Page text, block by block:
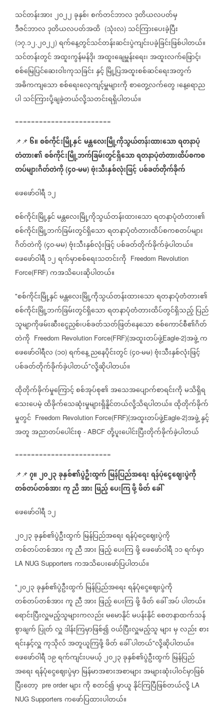
သင်တန်းအား၂၀၂၂ခုနှစ်၊စက်တင်ဘာလဒုတိယလပတ်မှ
ဒီဇင်ဘာလဒုတိယလပတ်အထိ (သုံးလ) သင်ကြားပေးခဲ့ပြီး
(၁၇.၁၂.၂၀၂၂) ရက်နေ့တွင်သင်တန်းဆင်းပွဲကျင်းပခဲ့ခြင်းဖြစ်ပါတယ်။
သင်တန်းတွင်အထူးကွန်မန်ဒို၊အထူးချေမှူန်းရေး၊အထူးလက်ဖြောင့်၊
စစ်မြေပြင်ဆေးဝါးကုသခြင်းနှင့်မြို့ပြအထူးစစ်ဆင်ရေးအတွက်
အဓိကကျသောစစ်ရေးလေ့ကျင့်မှူများကိုစာတွေ့လက်တွေ ၊နေ့ရောည
ပါသင်ကြားပို့ချခဲ့တယ်လို့သတင်းရရှိပါတယ်။
========================
📌📌 ၆။စစ်ကိုင်းမြို့နှင်မန္တလေးမြို့ကိုသွယ်တန်းထားသောရတနာပုံ
တံတား၏စစ်ကိုင်းမြို့ဘက်ခြမ်းတွင်ရှိသောရတနာပုံတံတားထိပ်စကစ
တပ်များဂိတ်တဲကို (၄၀-မမ) ဗုံးသီးနှစ်လုံးဖြင့်ပစ်ခတ်တိုက်ခိုက်
ဖေဖော်ဝါရီ ၁၂
စစ်ကိုင်းမြို့နှင်မန္တလေးမြို့ကိုသွယ်တန်းထားသောရတနာပုံတံတား၏
စစ်ကိုင်းမြို့ဘက်ခြမ်းတွင်ရှိသောရတနာပုံတံတားထိပ်စကစတပ်များ
ဂိတ်တဲကို (၄၀-မမ) ဗုံးသီးနှစ်လုံးဖြင့်ပစ်ခတ်တိုက်ခိုက်ခဲ့ပါတယ်။
ဖေဖော်ဝါရီ ၁၂ရက်မှာစစ်ရေးသတင်းကို Freedom Revolution
Force(FRF) ကအသိပေးဆိုပါတယ်။
"စစ်ကိုင်းမြို့နှင်မန္တလေးမြို့ကိုသွယ်တန်းထားသောရတနာပုံတံတား၏
စစ်ကိုင်းမြို့ဘက်ခြမ်းတွင်ရှိသောရတနာပုံတံတားထိပ်တွင်ရှိသည့်ပြည်
သူမျာကိုဖမ်းဆီးငွေညှစ်၊ပစ်ခတ်သတ်ဖြတ်နေသောစစ်ကောင်စီ၏ဂိတ်
တဲကို Freedom Revolution Force(FRF){အထူးတပ်ဖွဲ့Eagle-2}အဖွဲ့က
ဖေဖော်ဝါရီလ (၁၀) ရက်နေ့ညနေပိုင်းတွင် (၄၀-မမ) ဗုံးသီးနှစ်လုံးဖြင့်
ပစ်ခတ်တိုက်ခိုက်ခဲ့ပါတယ်"လို့ဆိုပါတယ်။
ထိုတိုက်ခိုက်မှုကြောင့်စစ်အုပ်စု၏အသေအပျောက်စာရင်းကိုမသိရှိရ
သေးပေမဲ့ထိခိုက်သေဆုံးမှုများရှိနိူင်တယ်လို့သိရပါတယ်။ထိုတိုက်ခိုက်
မှုတွင် Freedom Revolution Force(FRF){အထူးတပ်ဖွဲ့Eagle-2}အဖွဲ့နှင့်
အတူအညာတပ်ပေါင်းစု - ABCF တို့ပူးပေါင်းပြီးတိုက်ခိုက်ခဲ့ပါတယ်
========================
📌📌 ၇။၂၀၂၃ခုနှစ်၏ပွဲဦးထွက်မြန်ပြည်အရေးရန်ပုံငွေဈေးပွဲကို
တစ်တပ်တစ်အားကူညီအား ဖြည့်ပေးကြဖို့ဖိတ်ခေါ်
ဖေဖော်ဝါရီ ၁၂
၂၀၂၃ခုနှစ်၏ပွဲဦးထွက် မြန်ပြည်အရေးရန်ပုံငွေဈေးပွဲကို
တစ်တပ်တစ်အားကူ ညီအား ဖြည့်ပေးကြဖို့ဖေဖော်ဝါရီ ၁၁ရက်မှာ
LA NUG Supporters ကအသိပေးဖော်ပြပါတယ်။
"၂၀၂၃ခုနှစ်၏ပွဲဦးထွက် မြန်ပြည်အရေးရန်ပုံငွေဈေးပွဲကို
တစ်တပ်တစ်အားကူ ညီအား ဖြည့်ပေးကြဖို့ဖိတ်ခေါ်အပ်ပါတယ်။
ရောင်းပြီးလှူမည့်သူများကလည်းမမောနိုင်မပန်းနိုင်စေတနာထက်သန်
စွာချက် ပြုတ်လှူဒါန်းကြမှာဖြစ်၍ဝယ်ပြီးလှူမည့်သူများမှလည်းစား
ရင်းနှင့်လှူကုသိုလ်အတူယူကြဖို့ဖိတ်ခေါ်ပါတယ်"လို့ဆိုပါတယ်။
ဖေဖော်ဝါရီ ၁၉ရက်ကျင်းပမယ့်၂၀၂၃ခုနှစ်၏ပွဲဦးထွက် မြန်ပြည်
အရေးရန်ပုံငွေဈေးပွဲမှာမြန်မာအစားအစာများအများဆုံးပါဝင်မှာဖြစ်
ပြီးတော့ pre orderများကိုစတင်၍မှာယူနိုင်ကြပြီဖြစ်တယ်လို့ LA
NUG Supporters ကဖော်ပြထားပါတယ်။